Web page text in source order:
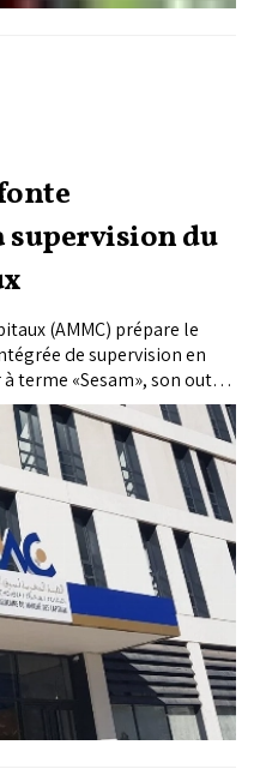
supervision du
(AMMC) prépare le
de supervision en
terme «Sesam», son outil
du secteur. Un
dans la montée en
chez les régulateurs